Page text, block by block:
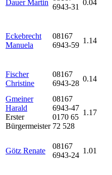
Dauer Martin
6943-31
0.04
Eckebrecht
Manuela
08167
6943-59
1.14
Fischer
Christine
08167
6943-28
0.14
Gmeiner
Harald
Erster
Bürgermeister
08167
6943-47
0170 65
72 528
1.17
Götz Renate
08167
6943-24
1.01